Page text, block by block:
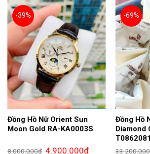
-39%
Đồng Hồ Nữ Orient Sun
Moon Gold RA-KA0003S
8.000.000₫ Giá
4.900.000₫Giá
-69%
Đồng Hồ
Diamond
33.200.000